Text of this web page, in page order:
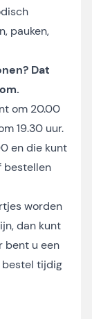
pauken,
Dat
om 20.00
19.30 uur.
en die kunt
bestellen
worden
dan kunt
bent u een
bestel tijdig